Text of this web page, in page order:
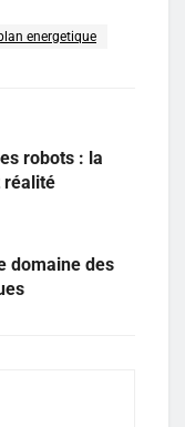
energetique
robots : la
réalité
domaine des